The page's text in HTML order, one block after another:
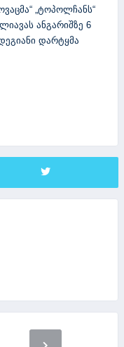
„ტოპოლჩანს“
ანგარიშზე 6
დარტყმა